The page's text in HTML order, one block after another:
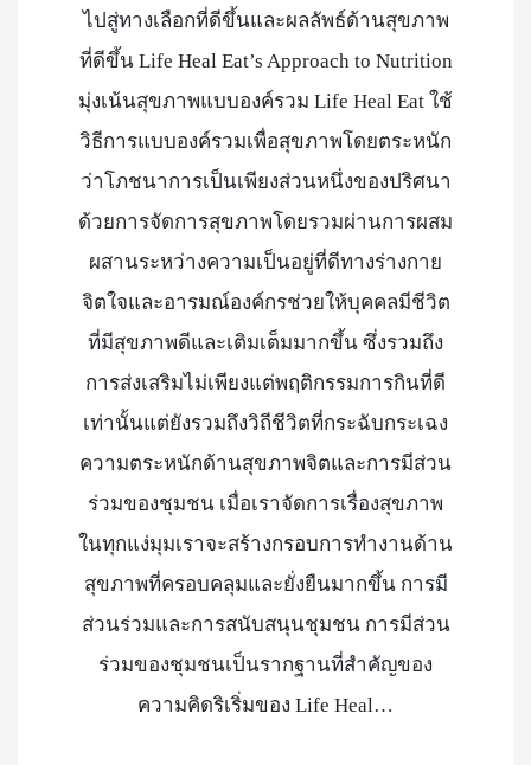
ไปสู่ทางเลือกที่ดีขึ้นและผลลัพธ์ด้านสุขภาพ
ที่ดีขึ้น Life Heal Eat’s Approach to Nutrition
มุ่งเน้นสุขภาพแบบองค์รวม Life Heal Eat ใช้
วิธีการแบบองค์รวมเพื่อสุขภาพโดยตระหนัก
ว่าโภชนาการเป็นเพียงส่วนหนึ่งของปริศนา
ด้วยการจัดการสุขภาพโดยรวมผ่านการผสม
ผสานระหว่างความเป็นอยู่ที่ดีทางร่างกาย
จิตใจและอารมณ์องค์กรช่วยให้บุคคลมีชีวิต
ที่มีสุขภาพดีและเติมเต็มมากขึ้น ซึ่งรวมถึง
การส่งเสริมไม่เพียงแต่พฤติกรรมการกินที่ดี
เท่านั้นแต่ยังรวมถึงวิถีชีวิตที่กระฉับกระเฉง
ความตระหนักด้านสุขภาพจิตและการมีส่วน
ร่วมของชุมชน เมื่อเราจัดการเรื่องสุขภาพ
ในทุกแง่มุมเราจะสร้างกรอบการทำงานด้าน
สุขภาพที่ครอบคลุมและยั่งยืนมากขึ้น การมี
ส่วนร่วมและการสนับสนุนชุมชน การมีส่วน
ร่วมของชุมชนเป็นรากฐานที่สำคัญของ
ความคิดริเริ่มของ Life Heal…